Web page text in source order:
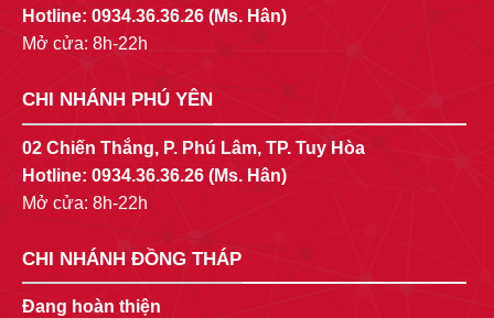
Hotline: 0934.36.36.26 (Ms. Hân)
Mở cửa: 8h-22h
CHI NHÁNH PHÚ YÊN
02 Chiến Thắng, P. Phú Lâm, TP. Tuy Hòa
Hotline: 0934.36.36.26 (Ms. Hân)
Mở cửa: 8h-22h
CHI NHÁNH ĐỒNG THÁP
Đang hoàn thiện